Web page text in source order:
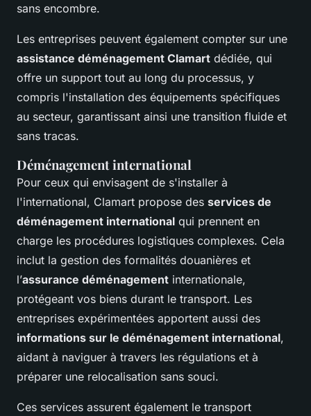
sans encombre.
Les entreprises peuvent également compter sur une
assistance déménagement Clamart dédiée, qui
offre un support tout au long du processus, y
compris l'installation des équipements spécifiques
au secteur, garantissant ainsi une transition fluide et
sans tracas.
Déménagement international
Pour ceux qui envisagent de s'installer à
l'international, Clamart propose des services de
déménagement international qui prennent en
charge les procédures logistiques complexes. Cela
inclut la gestion des formalités douanières et
l’assurance déménagement internationale,
protégeant vos biens durant le transport. Les
entreprises expérimentées apportent aussi des
informations sur le déménagement international,
aidant à naviguer à travers les régulations et à
préparer une relocalisation sans souci.
Ces services assurent également le transport